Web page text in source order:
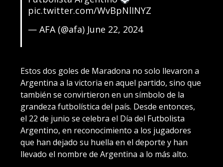
pic.twitter.com/WvBpNlINYZ
— AFA (@afa) June 22, 2024
Estos dos goles de Maradona no solo llevaron a
Argentina a la victoria en aquel partido, sino que
también se convirtieron en un símbolo de la
grandeza futbolística del país. Desde entonces,
el 22 de junio se celebra el Día del Futbolista
Argentino, en reconocimiento a los jugadores
que han dejado su huella en el deporte y han
llevado el nombre de Argentina a lo más alto.